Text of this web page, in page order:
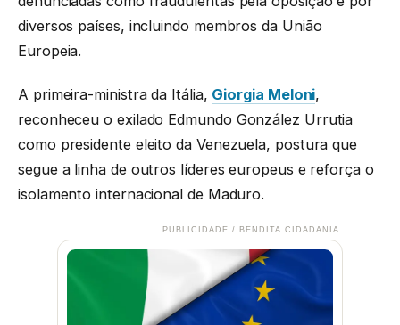
diversos países, incluindo membros da União
Europeia.
A primeira-ministra da Itália, Giorgia Meloni,
reconheceu o exilado Edmundo González Urrutia
como presidente eleito da Venezuela, postura que
segue a linha de outros líderes europeus e reforça o
isolamento internacional de Maduro.
PUBLICIDADE / BENDITA CIDADANIA